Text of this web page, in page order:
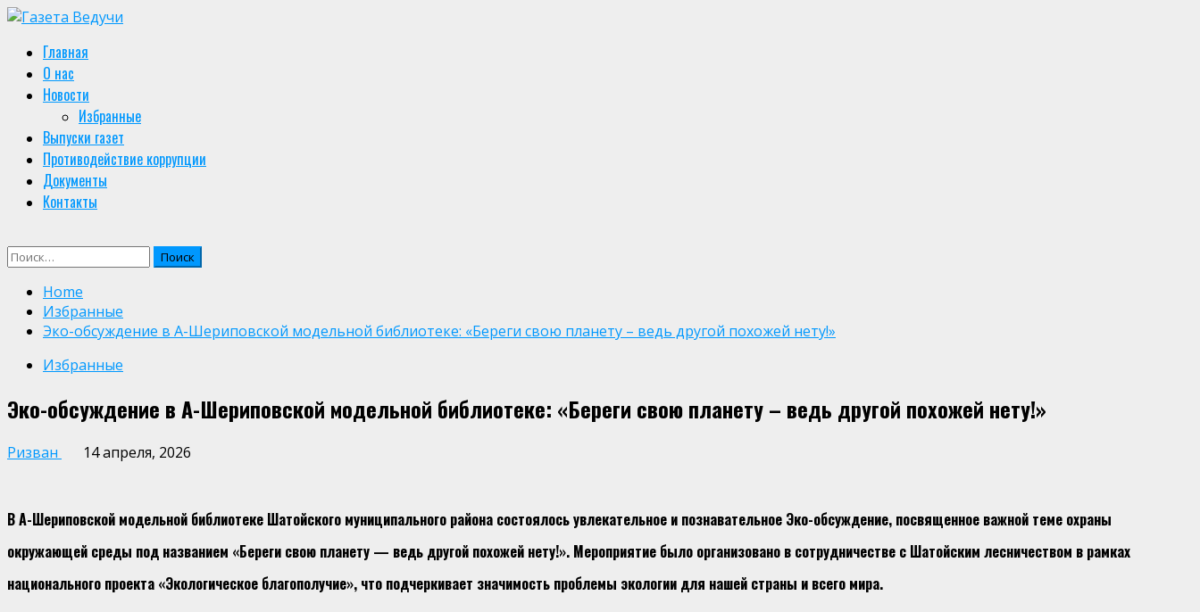
Skip
content
Primary
Menu
Главная
О нас
Новости
Избранные
Выпуски газет
Противодействие коррупции
Документы
Контакты
Найти:
Home
Избранные
Эко-обсуждение в А-Шериповской модельной библиотеке: «Береги свою планету – ведь другой похожей нету!»
Избранные
Эко-обсуждение в А-Шериповской модельной библиотеке: «Береги свою планету – ведь другой похожей нету!»
Ризван 14 апреля, 2026
В А-Шериповской модельной библиотеке Шатойского муниципального района состоялось увлекательное и познавательное Эко-обсуждение, посвященное важной теме охраны
окружающей среды под названием «Береги свою планету — ведь другой похожей нету!». Мероприятие было организовано в сотрудничестве с Шатойским лесничеством в рамках
национального проекта «Экологическое благополучие», что подчеркивает значимость проблемы экологии для нашей страны и всего мира.